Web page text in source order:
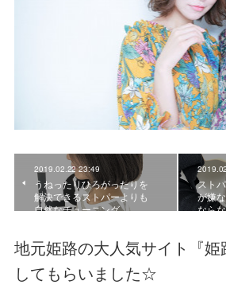
2019.02.22 23:49
うねったりひろがったりを
解決できるストパーよりも
自然なチューニング
スト
が嫌
なら
地元姫路の大人気サイト『
してもらいました☆